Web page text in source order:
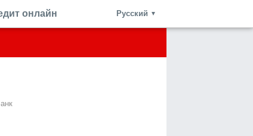
онлайн Русский ▼